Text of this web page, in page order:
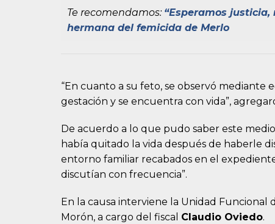
Te recomendamos: “Esperamos
hermana del femicida de Merlo
“En cuanto a su feto, se observó mediante
gestación y se encuentra con vida”,
De acuerdo a lo que pudo saber este
había quitado la vida después de haberle
entorno familiar recabados en el
discutían con frecuencia”.
En la causa interviene la Unidad
Morón, a cargo del fiscal Claudio Oviedo.